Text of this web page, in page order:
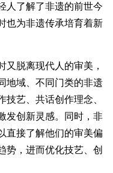
人了解了非遗的前世今
也为非遗传承培育着新
脱离现代人的审美，
地域、不同门类的非遗
艺、共话创作理念、
发创新灵感。同时，非
直接了解他们的审美偏
势，进而优化技艺、创